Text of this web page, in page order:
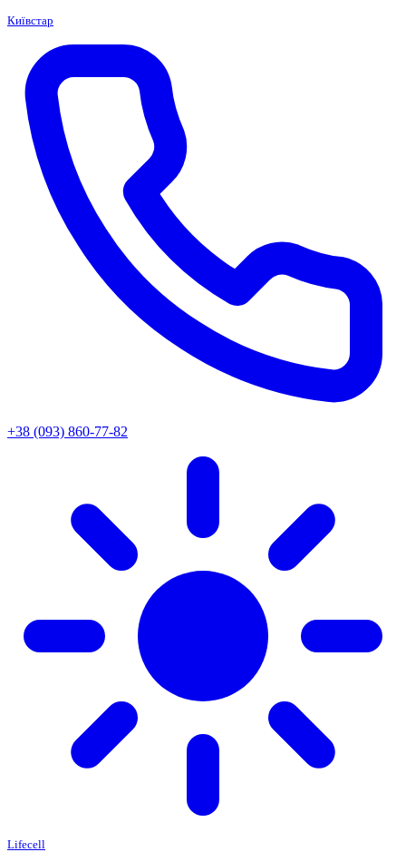
Київстар
+38 (093) 860-77-82
Lifecell